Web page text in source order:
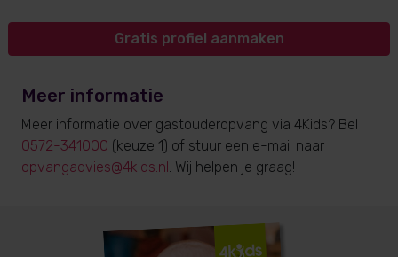
Gratis profiel aanmaken
Meer informatie
Meer informatie over gastouderopvang via 4Kids? Bel
0572-341000 (keuze 1) of stuur een e-mail naar
opvangadvies@4kids.nl. Wij helpen je graag!